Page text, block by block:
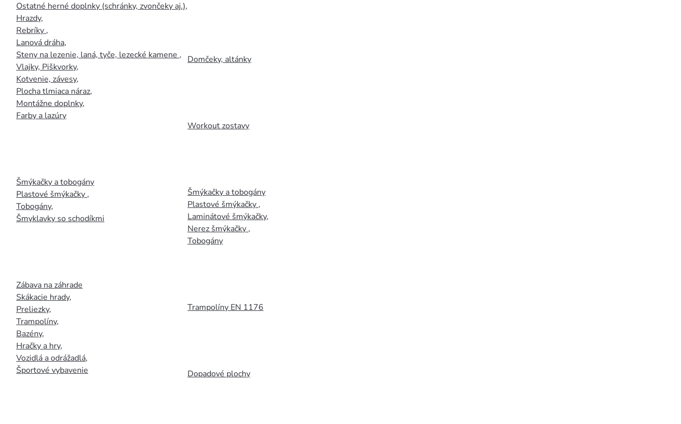
Ostatné herné doplnky (schránky, zvončeky aj.),
Hrazdy,
Rebríky ,
Lanová dráha,
Steny na lezenie, laná, tyče, lezecké kamene ,
Vlajky, Piškvorky,
Kotvenie, závesy,
Plocha tlmiaca náraz,
Montážne doplnky,
Farby a lazúry
Šmýkačky a tobogány
Plastové šmýkačky ,
Tobogány,
Šmyklavky so schodíkmi
Zábava na záhrade
Skákacie hrady,
Preliezky,
Trampolíny,
Bazény,
Hračky a hry,
Vozidlá a odrážadlá,
Športové vybavenie
Domčeky, altánky
Workout zostavy
Šmýkačky a tobogány
Plastové šmýkačky ,
Laminátové šmýkačky,
Nerez šmýkačky ,
Tobogány
Trampolíny EN 1176
Dopadové plochy